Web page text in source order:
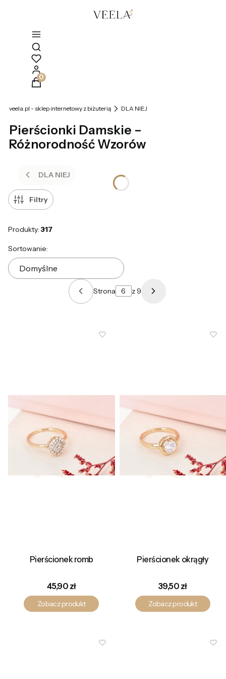
Otwórz wyszukiwarkę
Produkty w koszyku: 0. Zobacz szczegóły
veela.pl - sklep internetowy z biżuterią DLA NIEJ
Pierścionki Damskie –
Różnorodność Wzorów
DLA NIEJ
Filtry
Produkty: 317
Lista produktów
Sortowanie:
Domyślne
Poprzednie produkty
Strona z 9 Następne
Pierścionek romb
Cena
45,90 zł
Zobacz produkt
Pierścionek okrągły
Cena
39,50 zł
Zobacz produkt